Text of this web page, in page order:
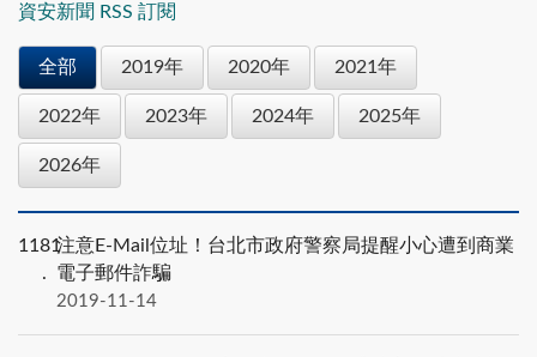
資安新聞 RSS 訂閱
全部 2019年 2020年 2021年
2022年 2023年 2024年 2025年
2026年
1181注意E-Mail位址！台北市政府警察局提醒小心遭到商業
電子郵件詐騙
2019-11-14